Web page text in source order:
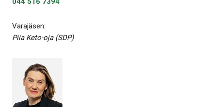
Varajäsen:
Piia Keto-oja (SDP)